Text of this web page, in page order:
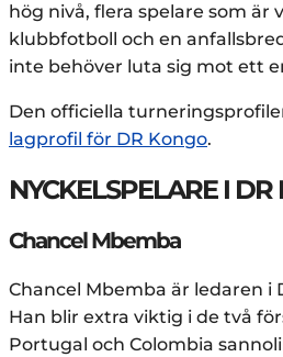
hög nivå, flera spelare som är
klubbfotboll och en
inte behöver luta sig mot ett
Den officiella
lagprofil för DR Kongo.
NYCKELSPELARE I DR
Chancel Mbemba
Chancel Mbemba är ledaren i
Han blir extra viktig i de två
Portugal och Colombia